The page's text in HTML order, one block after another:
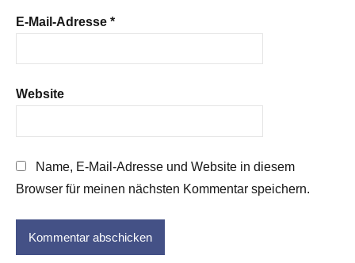
E-Mail-Adresse *
Website
Name, E-Mail-Adresse und Website in diesem
Browser für meinen nächsten Kommentar speichern.